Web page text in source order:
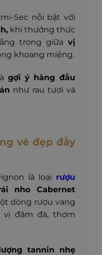
Sec nổi bật với
khi thưởng thức
trong giữa vị
khoang miệng.
gợi ý hàng đầu
như rau tươi và
vẻ đẹp đầy
là loại rượu
nho Cabernet
dòng rượu vang
vị đậm đà, thơm
tannin nhẹ